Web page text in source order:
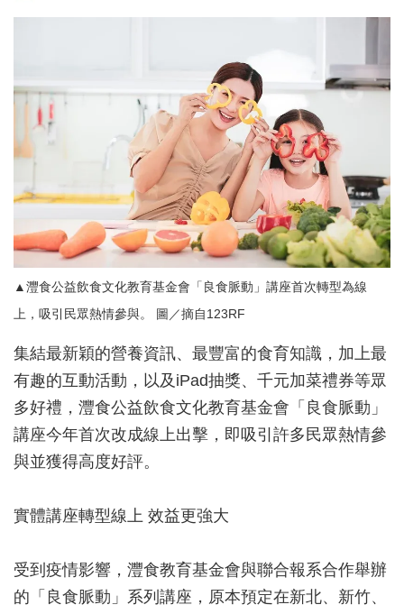
▲灃食公益飲食文化教育基金會「良食脈動」講座首次轉型為線
上，吸引民眾熱情參與。 圖／摘自123RF
集結最新穎的營養資訊、最豐富的食育知識，加上最
有趣的互動活動，以及iPad抽獎、千元加菜禮券等眾
多好禮，灃食公益飲食文化教育基金會「良食脈動」
講座今年首次改成線上出擊，即吸引許多民眾熱情參
與並獲得高度好評。
實體講座轉型線上 效益更強大
受到疫情影響，灃食教育基金會與聯合報系合作舉辦
的「良食脈動」系列講座，原本預定在新北、新竹、